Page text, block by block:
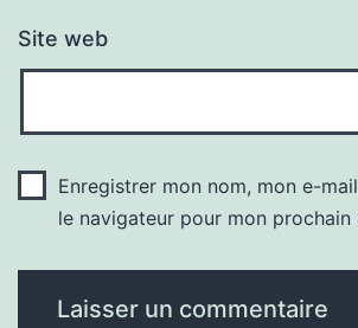
Site web
Enregistrer mon nom, mon e-
le navigateur pour mon prochain